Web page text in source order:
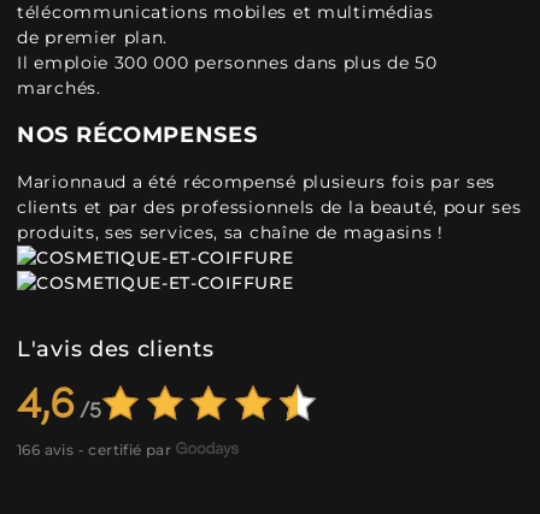
télécommunications mobiles et multimédias
de premier plan.
Il emploie 300 000 personnes dans plus de 50
marchés.
NOS RÉCOMPENSES
Marionnaud a été récompensé plusieurs fois par ses
clients et par des professionnels de la beauté, pour ses
produits, ses services, sa chaîne de magasins !
L'avis des clients
4,6
166 avis - certifié par